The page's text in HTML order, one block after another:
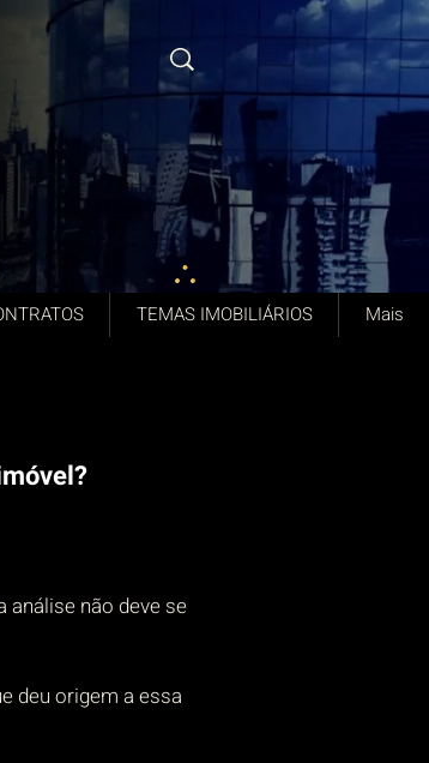
TEMAS IMOBILIÁRIOS Mais
análise não deve se
deu origem a essa